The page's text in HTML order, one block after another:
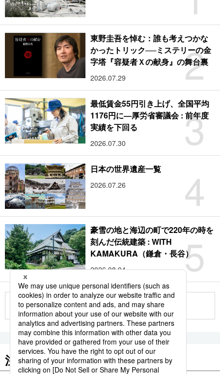
2
東野圭吾を悼む：誰も考えつかな
かったトリック──ミステリーの金
字塔『容疑者Ｘの献身』の舞台裏
2026.07.29
3
最低賃金55円引き上げ、全国平均
1176円に―厚労省審議会 : 前年度
実績を下回る
2026.07.30
4
日本の世界遺産一覧
2026.07.26
5
豪雪の地と海辺の町で220年の時を
刻んだ伝統建築 : WITH
KAMAKURA（鎌倉・長谷）
2026.08.04
もっと見る
注目のキーワード